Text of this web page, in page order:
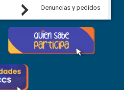
7 agosto, 2026
Next
Denuncias y pedidos